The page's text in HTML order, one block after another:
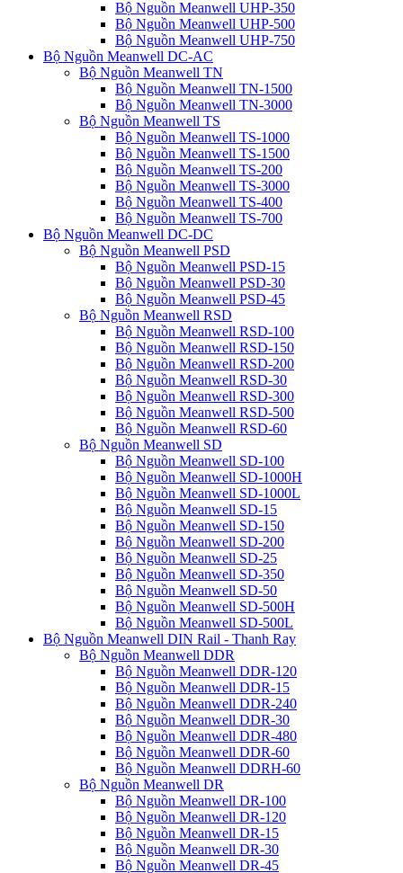
Bộ Nguồn Meanwell UHP-350
Bộ Nguồn Meanwell UHP-500
Bộ Nguồn Meanwell UHP-750
Bộ Nguồn Meanwell DC-AC
Bộ Nguồn Meanwell TN
Bộ Nguồn Meanwell TN-1500
Bộ Nguồn Meanwell TN-3000
Bộ Nguồn Meanwell TS
Bộ Nguồn Meanwell TS-1000
Bộ Nguồn Meanwell TS-1500
Bộ Nguồn Meanwell TS-200
Bộ Nguồn Meanwell TS-3000
Bộ Nguồn Meanwell TS-400
Bộ Nguồn Meanwell TS-700
Bộ Nguồn Meanwell DC-DC
Bộ Nguồn Meanwell PSD
Bộ Nguồn Meanwell PSD-15
Bộ Nguồn Meanwell PSD-30
Bộ Nguồn Meanwell PSD-45
Bộ Nguồn Meanwell RSD
Bộ Nguồn Meanwell RSD-100
Bộ Nguồn Meanwell RSD-150
Bộ Nguồn Meanwell RSD-200
Bộ Nguồn Meanwell RSD-30
Bộ Nguồn Meanwell RSD-300
Bộ Nguồn Meanwell RSD-500
Bộ Nguồn Meanwell RSD-60
Bộ Nguồn Meanwell SD
Bộ Nguồn Meanwell SD-100
Bộ Nguồn Meanwell SD-1000H
Bộ Nguồn Meanwell SD-1000L
Bộ Nguồn Meanwell SD-15
Bộ Nguồn Meanwell SD-150
Bộ Nguồn Meanwell SD-200
Bộ Nguồn Meanwell SD-25
Bộ Nguồn Meanwell SD-350
Bộ Nguồn Meanwell SD-50
Bộ Nguồn Meanwell SD-500H
Bộ Nguồn Meanwell SD-500L
Bộ Nguồn Meanwell DIN Rail - Thanh Ray
Bộ Nguồn Meanwell DDR
Bộ Nguồn Meanwell DDR-120
Bộ Nguồn Meanwell DDR-15
Bộ Nguồn Meanwell DDR-240
Bộ Nguồn Meanwell DDR-30
Bộ Nguồn Meanwell DDR-480
Bộ Nguồn Meanwell DDR-60
Bộ Nguồn Meanwell DDRH-60
Bộ Nguồn Meanwell DR
Bộ Nguồn Meanwell DR-100
Bộ Nguồn Meanwell DR-120
Bộ Nguồn Meanwell DR-15
Bộ Nguồn Meanwell DR-30
Bộ Nguồn Meanwell DR-45